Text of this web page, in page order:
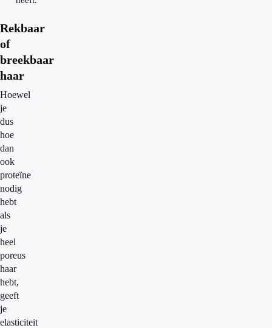
Rekbaar
of
breekbaar
haar
Hoewel
je
dus
hoe
dan
ook
proteïne
nodig
hebt
als
je
heel
poreus
haar
hebt,
geeft
je
elasticiteit